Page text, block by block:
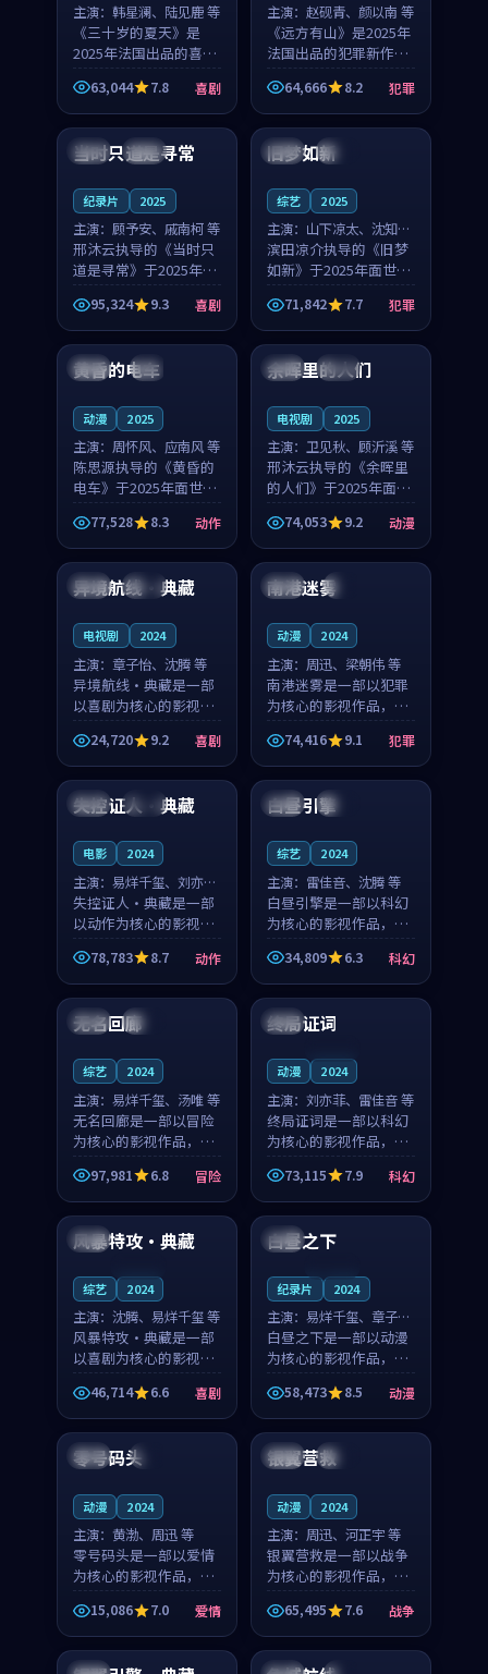
主演： 韩星澜、陆见鹿 等
《三十岁的夏天》是
2025年法国出品的喜剧
新作，主创团队希望用
深夜电台的故事让观众
停下来想一想。韩星澜
角色，山田纯一的叙事
63,044 7.8 喜剧
主演： 赵砚青、颜以南 等
《远方有山》是2025年
法国出品的犯罪新作，
主创团队希望用高校追
梦的故事让观众停下来
想一想。赵砚青领衔，
颜以南担任重要角色，
山田纯一的叙事节奏
64,666 8.2 犯罪
泰国 杜比
当时只道是寻常
纪录片 2025
主演： 顾予安、戚南柯 等
邢沐云执导的《当时只
道是寻常》于2025年面
世，泰国的城市气质与
母女情深的人物心境共
同构筑了影片基调。顾
予安、戚南柯用细腻的
表演撑起整部喜剧电
95,324 9.3 喜剧
中国 高分
旧梦如新
综艺 2025
主演： 山下凉太、沈知韵
等
滨田凉介执导的《旧梦
如新》于2025年面世，
中国台湾的城市气质与
异国相遇的人物心境共
同构筑了影片基调。山
下凉太、沈知韵用细腻
的表演撑起整部犯罪
71,842 7.7 犯罪
日本 4K
黄昏的电车
动漫 2025
主演： 周怀风、应南风 等
陈思源执导的《黄昏的
电车》于2025年面世，
日本的城市气质与渔村
故事的人物心境共同构
筑了影片基调。周怀
风、应南风用细腻的表
演撑起整部动作电影，
77,528 8.3 动作
泰国 完结
余晖里的人们
电视剧 2025
主演： 卫见秋、顾沂溪 等
邢沐云执导的《余晖里
的人们》于2025年面
世，泰国的城市气质与
小镇生活的人物心境共
同构筑了影片基调。卫
见秋、顾沂溪用细腻的
表演撑起整部动漫电
74,053 9.2 动漫
泰国 院线
异境航线·典藏
电视剧 2024
主演： 章子怡、沈腾 等
异境航线·典藏是一部
以喜剧为核心的影视作
品，围绕危机、反转与
人物成长展开，整体节
奏紧凑，值得推荐观
看。
24,720 9.2 喜剧
法国 4K
南港迷雾
动漫 2024
主演： 周迅、梁朝伟 等
南港迷雾是一部以犯罪
为核心的影视作品，围
绕危机、反转与人物成
长展开，整体节奏紧
凑，值得推荐观看。
74,416 9.1 犯罪
英国 完结
失控证人·典藏
电影 2024
主演： 易烊千玺、刘亦菲
等
失控证人·典藏是一部
以动作为核心的影视作
品，围绕危机、反转与
人物成长展开，整体节
奏紧凑，值得推荐观
看。
78,783 8.7 动作
中国 高分
白昼引擎
综艺 2024
主演： 雷佳音、沈腾 等
白昼引擎是一部以科幻
为核心的影视作品，围
绕危机、反转与人物成
长展开，整体节奏紧
凑，值得推荐观看。
34,809 6.3 科幻
美国 独播
无名回廊
综艺 2024
主演： 易烊千玺、汤唯 等
无名回廊是一部以冒险
为核心的影视作品，围
绕危机、反转与人物成
长展开，整体节奏紧
凑，值得推荐观看。
97,981 6.8 冒险
韩国
终局证词
动漫 2024
主演： 刘亦菲、雷佳音 等
终局证词是一部以科幻
为核心的影视作品，围
绕危机、反转与人物成
长展开，整体节奏紧
凑，值得推荐观看。
73,115 7.9 科幻
中国
风暴特攻·典藏
综艺 2024
主演： 沈腾、易烊千玺 等
风暴特攻·典藏是一部
以喜剧为核心的影视作
品，围绕危机、反转与
人物成长展开，整体节
奏紧凑，值得推荐观
看。
46,714 6.6 喜剧
英国
白昼之下
纪录片 2024
主演： 易烊千玺、章子怡
等
白昼之下是一部以动漫
为核心的影视作品，围
绕危机、反转与人物成
长展开，整体节奏紧
凑，值得推荐观看。
58,473 8.5 动漫
中国 4K
零号码头
动漫 2024
主演： 黄渤、周迅 等
零号码头是一部以爱情
为核心的影视作品，围
绕危机、反转与人物成
长展开，整体节奏紧
凑，值得推荐观看。
15,086 7.0 爱情
中国 杜比
银翼营救
动漫 2024
主演： 周迅、河正宇 等
银翼营救是一部以战争
为核心的影视作品，围
绕危机、反转与人物成
长展开，整体节奏紧
凑，值得推荐观看。
65,495 7.6 战争